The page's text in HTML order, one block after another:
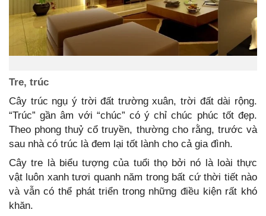
Tre, trúc
Cây trúc ngụ ý trời đất trường xuân, trời đất dài rộng.
“Trúc” gần âm với “chúc” có ý chỉ chúc phúc tốt đẹp.
Theo phong thuỷ cổ truyền, thường cho rằng, trước và
sau nhà có trúc là đem lại tốt lành cho cả gia đình.
Cây tre là biểu tượng của tuổi thọ bởi nó là loài thực
vật luôn xanh tươi quanh năm trong bất cứ thời tiết nào
và vẫn có thể phát triển trong những điều kiện rất khó
khăn.